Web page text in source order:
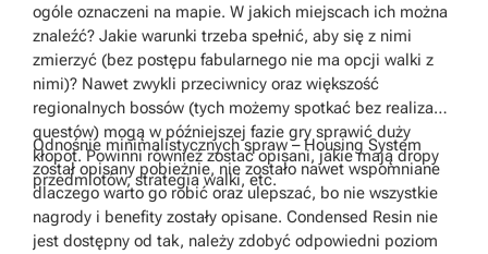
ogóle oznaczeni na mapie. W jakich miejscach ich można
znaleźć? Jakie warunki trzeba spełnić, aby się z nimi
zmierzyć (bez postępu fabularnego nie ma opcji walki z
nimi)? Nawet zwykli przeciwnicy oraz większość
regionalnych bossów (tych możemy spotkać bez realizacji
questów) mogą w późniejszej fazie gry sprawić duży
kłopot. Powinni również zostać opisani, jakie mają dropy
przedmiotów, strategia walki, etc.
Odnośnie minimalistycznych spraw – Housing System
został opisany pobieżnie, nie zostało nawet wspomniane
dlaczego warto go robić oraz ulepszać, bo nie wszystkie
nagrody i benefity zostały opisane. Condensed Resin nie
jest dostępny od tak, należy zdobyć odpowiedni poziom